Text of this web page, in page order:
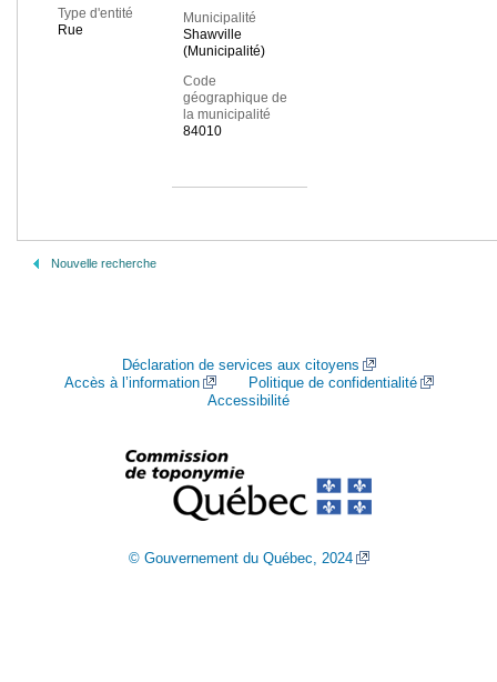
Type d'entité
Rue
Municipalité
Shawville
(Municipalité)
Code
géographique de
la municipalité
84010
Nouvelle recherche
Déclaration de services aux citoyens
Accès à l’information
Politique de confidentialité
Accessibilité
© Gouvernement du Québec, 2024